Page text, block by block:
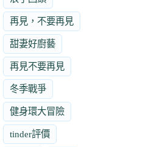
再見，不要再見
甜妻好廚藝
再見不要再見
冬季戰爭
健身環大冒險
tinder評價